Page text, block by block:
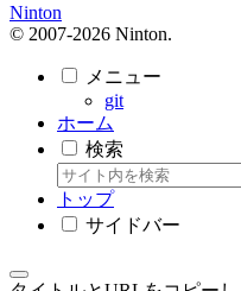
Ninton
© 2007-2026 Ninton.
メニュー
git
ホーム
検索
トップ
サイドバー